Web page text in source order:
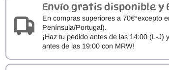
Envío gratis disponible y
En compras superiores a 70€*excepto
Península/Portugal).
¡Haz tu pedido antes de las 14:00 (L-J)
antes de las 19:00 con MRW!